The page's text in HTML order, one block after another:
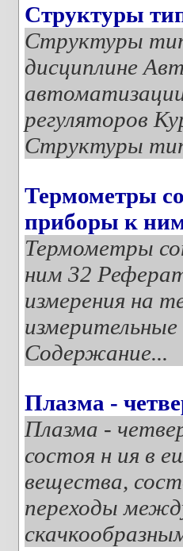
Структуры
Структуры
дисциплине
регуляторов
Структуры
Термометры
приборы к
Термометры
ним 32
измерения на
Содержание...
Плазма -
Плазма -
состоя н ия в
вещества,
переходы